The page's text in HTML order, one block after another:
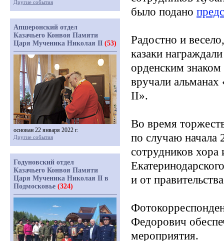
было подано
Радостно и
казаки
орденским знаком
вручали альманах
II».
Во время
по случаю начала
сотрудников
и от
Федорович
мероприятия.
Другие события
Апшеронский отдел
Казачьего Конвоя Памяти
Царя Мученика Николая II (53)
основан 22 января 2022 г.
Другие события
Годуновский отдел
Казачьего Конвоя Памяти
Царя Мученика Николая II в
Подмосковье (324)